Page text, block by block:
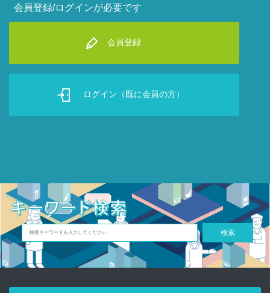
会員登録/ログインが必要です
会員登録
ログイン（既に会員の方）
検索